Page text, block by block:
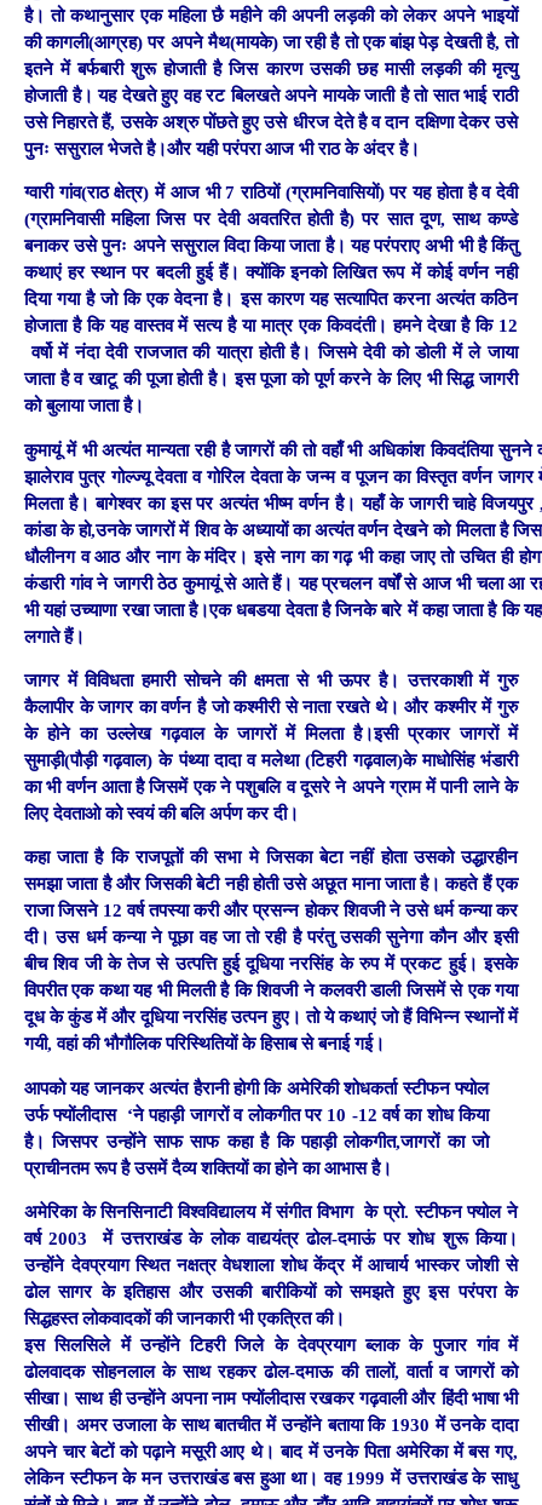
है। तो कथानुसार एक महिला छै महीने की अपनी लड़की को लेकर अपने भाइयों
की कागली(आग्रह) पर अपने मैथ(मायके) जा रही है तो एक बांझ पेड़ देखती है, तो
इतने में बर्फबारी शुरू होजाती है जिस कारण उसकी छह मासी लड़की की मृत्यु
होजाती है। यह देखते हुए वह रट बिलखते अपने मायके जाती है तो सात भाई राठी
उसे निहारते हैं, उसके अश्रु पोंछते हुए उसे धीरज देते है व दान दक्षिणा देकर उसे
पुनः ससुराल भेजते है।और यही परंपरा आज भी राठ के अंदर है।
ग्वारी गांव(राठ क्षेत्र) में आज भी 7 राठियों (ग्रामनिवासियों) पर यह होता है व देवी
(ग्रामनिवासी महिला जिस पर देवी अवतरित होती है) पर सात दूण, साथ कण्डे
बनाकर उसे पुनः अपने ससुराल विदा किया जाता है। यह परंपराए अभी भी है किंतु
कथाएं हर स्थान पर बदली हुई हैं। क्योंकि इनको लिखित रूप में कोई वर्णन नही
दिया गया है जो कि एक वेदना है। इस कारण यह सत्यापित करना अत्यंत कठिन
होजाता है कि यह वास्तव में सत्य है या मात्र एक किवदंती। हमने देखा है कि 12
वर्षो में नंदा देवी राजजात की यात्रा होती है। जिसमे देवी को डोली में ले जाया
जाता है व खाटू की पूजा होती है। इस पूजा को पूर्ण करने के लिए भी सिद्ध जागरी
को बुलाया जाता है।
कुमायूं में भी अत्यंत मान्यता रही है जागरों की तो वहाँ भी अधिकांश किवदंतिया सुनने
झालेराव पुत्र गोल्ज्यू देवता व गोरिल देवता के जन्म व पूजन का विस्तृत वर्णन
मिलता है। बागेश्वर का इस पर अत्यंत भीष्म वर्णन है। यहाँ के जागरी चाहे विजयपुर
कांडा के हो,उनके जागरों में शिव के अध्यायों का अत्यंत वर्णन देखने को मिलता है
धौलीनग व आठ और नाग के मंदिर। इसे नाग का गढ़ भी कहा जाए तो उचित ही
कंडारी गांव ने जागरी ठेठ कुमायूं से आते हैं। यह प्रचलन वर्षों से आज भी चला आ
भी यहां उच्याणा रखा जाता है।एक धबडया देवता है जिनके बारे में कहा जाता है कि
लगाते हैं।
जागर में विविधता हमारी सोचने की क्षमता से भी ऊपर है। उत्तरकाशी में गुरु
कैलापीर के जागर का वर्णन है जो कश्मीरी से नाता रखते थे। और कश्मीर में गुरु
के होने का उल्लेख गढ़वाल के जागरों में मिलता है।इसी प्रकार जागरों में
सुमाड़ी(पौड़ी गढ़वाल) के पंथ्या दादा व मलेथा (टिहरी गढ़वाल)के माधोसिंह भंडारी
का भी वर्णन आता है जिसमें एक ने पशुबलि व दूसरे ने अपने ग्राम में पानी लाने के
लिए देवताओ को स्वयं की बलि अर्पण कर दी।
कहा जाता है कि राजपूतों की सभा मे जिसका बेटा नहीं होता उसको उद्धारहीन
समझा जाता है और जिसकी बेटी नही होती उसे अछूत माना जाता है। कहते हैं एक
राजा जिसने 12 वर्ष तपस्या करी और प्रसन्न होकर शिवजी ने उसे धर्म कन्या कर
दी। उस धर्म कन्या ने पूछा वह जा तो रही है परंतु उसकी सुनेगा कौन और इसी
बीच शिव जी के तेज से उत्पत्ति हुई दूधिया नरसिंह के रुप में प्रकट हुई। इसके
विपरीत एक कथा यह भी मिलती है कि शिवजी ने कलवरी डाली जिसमें से एक गया
दूध के कुंड में और दूधिया नरसिंह उत्पन हुए। तो ये कथाएं जो हैं विभिन्न स्थानों में
गयी, वहां की भौगौलिक परिस्थितियों के हिसाब से बनाई गई।
आपको यह जानकर अत्यंत हैरानी होगी कि अमेरिकी शोधकर्ता स्टीफन फ्योल
उर्फ फ्योंलीदास ‘ने पहाड़ी जागरों व लोकगीत पर 10 -12 वर्ष का शोध किया
है। जिसपर उन्होंने साफ साफ कहा है कि पहाड़ी लोकगीत,जागरों का जो
प्राचीनतम रूप है उसमें दैव्य शक्तियों का होने का आभास है।
अमेरिका के सिनसिनाटी विश्वविद्यालय में संगीत विभाग के प्रो. स्टीफन फ्योल ने
वर्ष 2003 में उत्तराखंड के लोक वाद्ययंत्र ढोल-दमाऊं पर शोध शुरू किया।
उन्होंने देवप्रयाग स्थित नक्षत्र वेधशाला शोध केंद्र में आचार्य भास्कर जोशी से
ढोल सागर के इतिहास और उसकी बारीकियों को समझते हुए इस परंपरा के
सिद्धहस्त लोकवादकों की जानकारी भी एकत्रित की।
इस सिलसिले में उन्होंने टिहरी जिले के देवप्रयाग ब्लाक के पुजार गांव में
ढोलवादक सोहनलाल के साथ रहकर ढोल-दमाऊ की तालों, वार्ता व जागरों को
सीखा। साथ ही उन्होंने अपना नाम फ्योंलीदास रखकर गढ़वाली और हिंदी भाषा भी
सीखी। अमर उजाला के साथ बातचीत में उन्होंने बताया कि 1930 में उनके दादा
अपने चार बेटों को पढ़ाने मसूरी आए थे।बाद में उनके पिता अमेरिका में बस गए,
लेकिन स्टीफन के मन उत्तराखंड बस हुआ था। वह 1999 में उत्तराखंड के साधु